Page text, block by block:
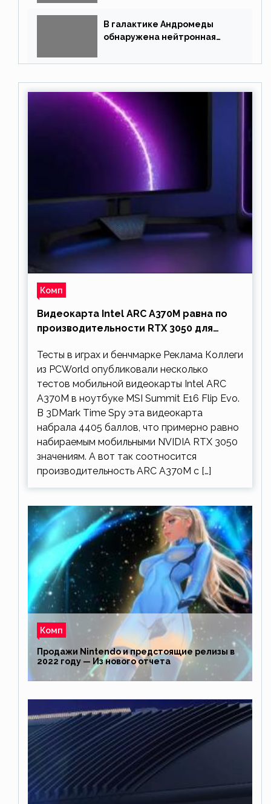
В галактике Андромеды
обнаружена нейтронная
Комп
Видеокарта Intel ARC A370M равна по
производительности RTX 3050 для
Тесты в играх и бенчмарке Реклама Коллеги
из PCWorld опубликовали несколько
тестов мобильной видеокарты Intel ARC
A370M в ноутбуке MSI Summit E16 Flip Evo.
В 3DMark Time Spy эта видеокарта
набрала 4405 баллов, что примерно равно
набираемым мобильными NVIDIA RTX 3050
значениям. А вот так соотносится
производительность ARC A370M с […]
Комп
Продажи Nintendo и предстоящие релизы в
2022 году — Из нового отчета